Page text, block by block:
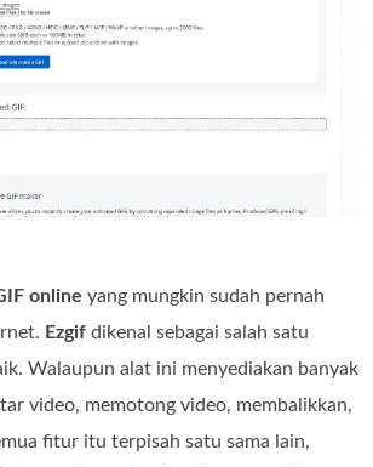
online yang mungkin sudah pernah
Ezgif dikenal sebagai salah satu
Walaupun alat ini menyediakan banyak
video, memotong video, membalikkan,
fitur itu terpisah satu sama lain,